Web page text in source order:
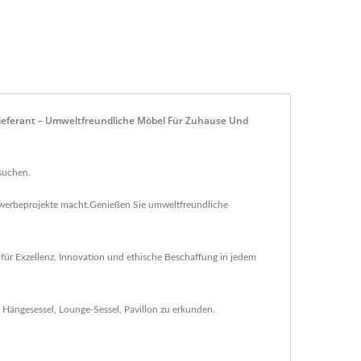
– Umweltfreundliche Möbel Für Zuhause Und
macht.Genießen Sie umweltfreundliche
Exzellenz, Innovation und ethische Beschaffung in jedem
Hängesessel Lounge-Sessel Pavillon zu erkunden.